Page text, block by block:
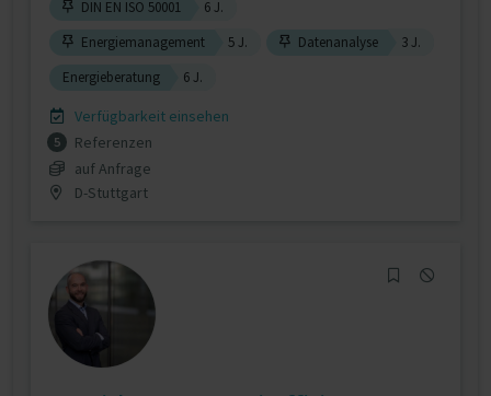
DIN EN ISO 50001
6 J.
Energiemanagement
5 J. Datenanalyse
3 J.
Energieberatung
6 J.
Verfügbarkeit einsehen
5
Referenzen
auf Anfrage
D-Stuttgart